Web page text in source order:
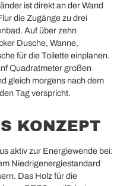
ist direkt an der Wand
die Zugänge zu drei
Auf über zehn
Dusche, Wanne,
für die Toilette einplanen.
Quadratmeter großen
gleich morgens nach dem
Tag verspricht.
KONZEPT
aktiv zur Energiewende bei:
Niedrigenergiestandard
Das Holz für die